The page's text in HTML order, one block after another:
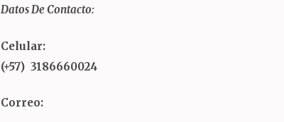
Datos De Contacto:
Celular:
(+57) 3186660024
Correo: